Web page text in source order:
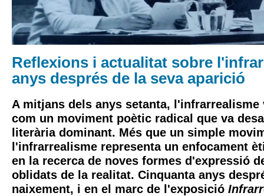
Reflexions i actualitat sobre
anys després de la seva aparició
A mitjans dels anys setanta, l'infrarrealisme
com un moviment poètic radical que va
literària dominant. Més que un simple
l'infrarrealisme representa un enfocament
en la recerca de noves formes d'expressió
oblidats de la realitat. Cinquanta anys
naixement, i en el marc de l'exposició